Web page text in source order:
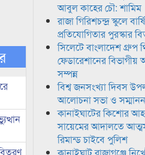
আবুল কাহের চৌ: শামিম
রাজা গিরিশচন্দ্র স্কুলে
প্রতিযোগিতার পুরস্কার
সিলেটে বাংলাদেশ গ্রুপ
ফেডারেশানের বিভাগীয়
সম্পন্ন
বিশ্ব জনসংখ্যা দিবস
আলোচনা সভা ও
কানাইঘাটের কিশোর
সায়েমের আদালতে
রিমান্ড চাইবে পুলিশ